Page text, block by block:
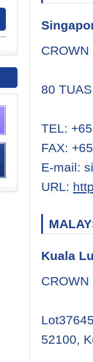
CROWN
80
TEL:
FAX:
E-mail:
URL:
Kuala
CROWN
52100,